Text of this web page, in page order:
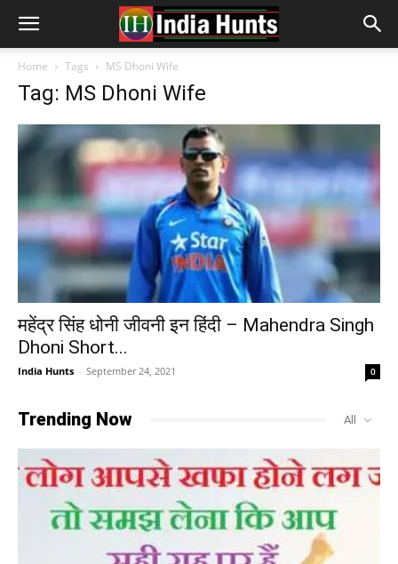
Home Tags MS Dhoni Wife
Tag: MS Dhoni Wife
महेंद्र सिंह धोनी जीवनी इन हिंदी – Mahendra Singh
Dhoni Short...
India Hunts - September 24, 2021 0
Trending Now All